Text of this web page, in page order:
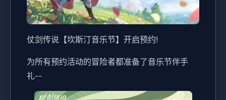
仗剑传说【坎斯汀音乐节】开启预约!
为所有预约活动的冒险者都准备了音乐节伴手
礼--